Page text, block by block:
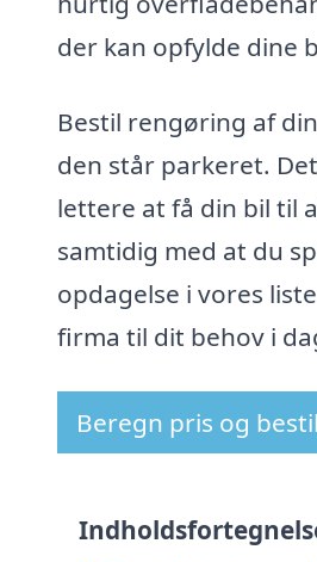
der kan opfylde dine
Bestil rengøring af
den står parkeret.
lettere at få din bil til
samtidig med at du
opdagelse i vores
firma til dit behov i
Beregn pris og